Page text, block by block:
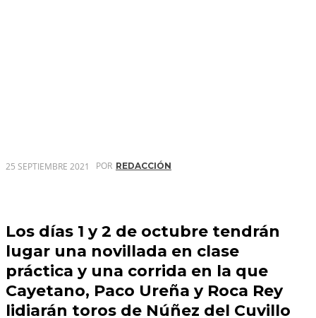
25 SEPTIEMBRE 2021 POR REDACCIÓN
Los días 1 y 2 de octubre tendrán
lugar una novillada en clase
práctica y una corrida en la que
Cayetano, Paco Ureña y Roca Rey
lidiarán toros de Núñez del Cuvillo